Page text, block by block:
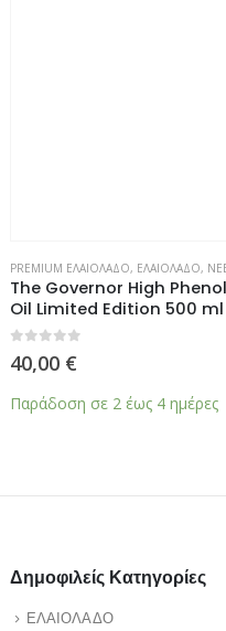
Δημοφιλείς Κατηγορίες
ΕΛΑΙΟΛΑΔΟ